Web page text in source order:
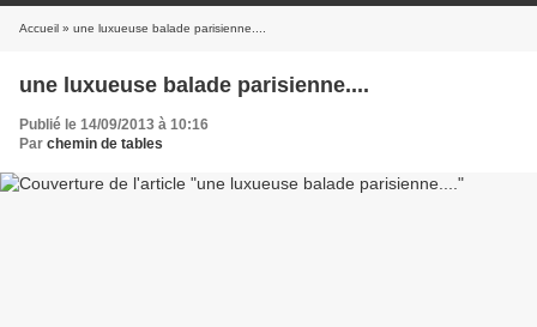
Accueil » une luxueuse balade parisienne....
une luxueuse balade parisienne....
Publié le 14/09/2013 à 10:16
Par chemin de tables